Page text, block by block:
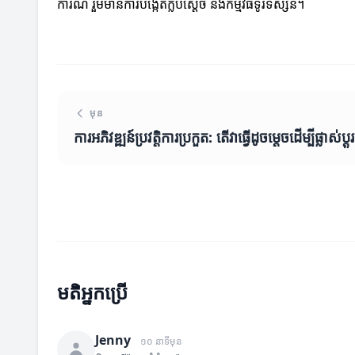
ការណ៏ រួមមានការបង្កើតក្លិបស្ដេច និងកម្មវិធីទូរទស្សន៍។
មុន
ការអភិវឌ្ឍន៍ប្រវត្តិការប្រកួត: តើវាធ្វើដូចម្តេចដើម្បីផ្លាស់ប្
មតិអ្នកប្រើ
Jenny ១០ នាទីមុន